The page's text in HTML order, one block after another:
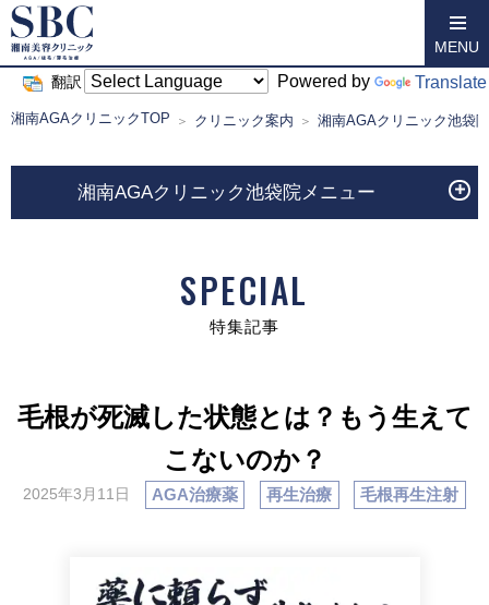
翻訳 Powered by Translate
MENU
湘南AGAクリニックTOP クリニック案内 湘南AGAクリニック池袋院
湘南AGAクリニック池袋院メニュー
SPECIAL
特集記事
毛根が死滅した状態とは？もう生えて
こないのか？
2025年3月11日 AGA治療薬 再生治療 毛根再生注射